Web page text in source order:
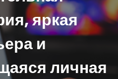
яркая
и
личная